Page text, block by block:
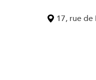
17, rue de